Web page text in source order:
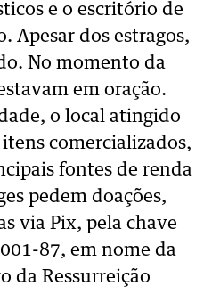
e o escritório de
Apesar dos estragos,
No momento da
em oração.
o local atingido
comercializados,
fontes de renda
pedem doações,
via Pix, pela chave
87, em nome da
da Ressurreição